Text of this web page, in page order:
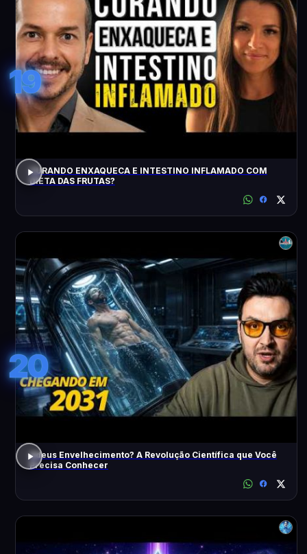
19
CURANDO ENXAQUECA E INTESTINO INFLAMADO COM
DIETA DAS FRUTAS?
20
Adeus Envelhecimento? A Revolução Científica que Você
Precisa Conhecer